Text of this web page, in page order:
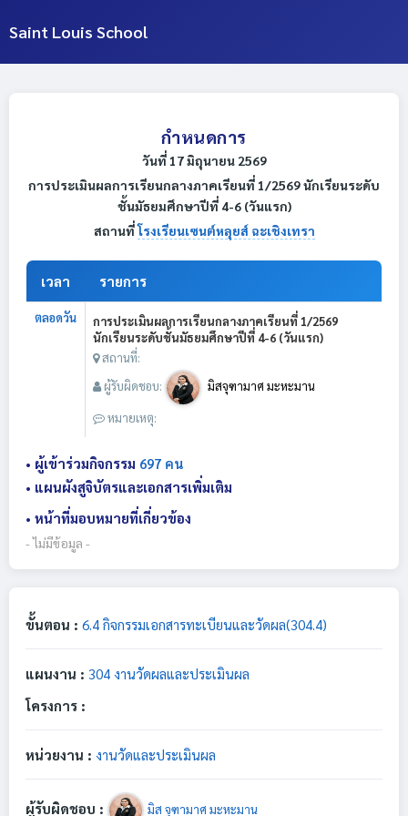
Saint Louis School
กำหนดการ
วันที่ 17 มิถุนายน 2569
การประเมินผลการเรียนกลางภาคเรียนที่ 1/2569 นักเรียนระดับ
ชั้นมัธยมศึกษาปีที่ 4-6 (วันแรก)
สถานที่โรงเรียนเซนต์หลุยส์ ฉะเชิงเทรา
เวลา รายการ
ตลอดวัน
การประเมินผลการเรียนกลางภาคเรียนที่ 1/2569
นักเรียนระดับชั้นมัธยมศึกษาปีที่ 4-6 (วันแรก)
สถานที่:
ผู้รับผิดชอบ:
มิสจุฑามาศ มะหะมาน
หมายเหตุ:
• ผู้เข้าร่วมกิจกรรม 697 คน
• แผนผังสูจิบัตรและเอกสารเพิ่มเติม
• หน้าที่มอบหมายที่เกี่ยวข้อง
- ไม่มีข้อมูล -
ขั้นตอน : 6.4 กิจกรรมเอกสารทะเบียนและวัดผล(304.4)
แผนงาน : 304 งานวัดผลและประเมินผล
โครงการ :
หน่วยงาน : งานวัดและประเมินผล
ผู้รับผิดชอบ : มิส จุฑามาศ มะหะมาน